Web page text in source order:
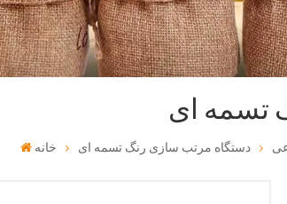
تسمه ای
خانه دستگاه مرتب سازی رنگ تسمه ای